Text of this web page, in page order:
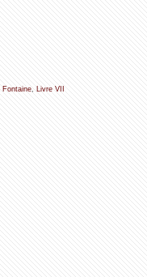
Fontaine, Livre VII